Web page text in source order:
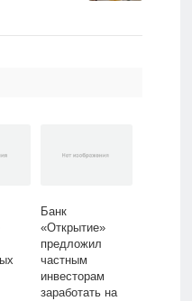
Банк
«Открытие»
предложил
частным
инвесторам
заработать на